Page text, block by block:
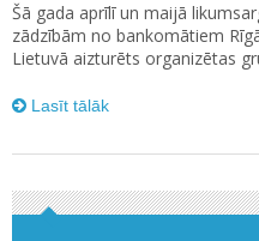
Šā gada aprīlī un maijā
zādzībām no bankomātiem
Lietuvā aizturēts organizētas
Lasīt tālāk